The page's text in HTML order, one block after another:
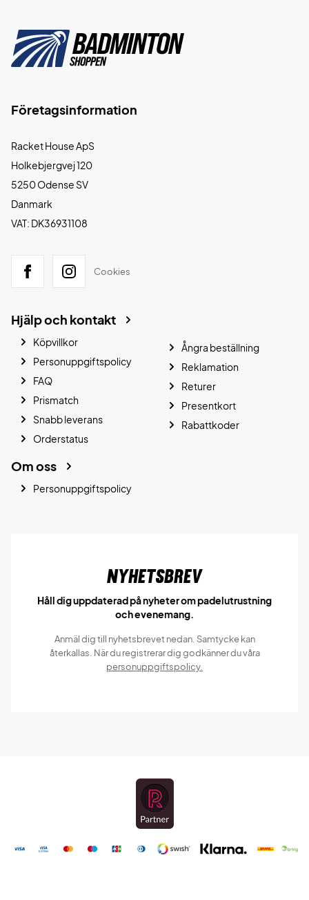
Företagsinformation
Racket House ApS
Holkebjergvej 120
5250 Odense SV
Danmark
VAT: DK36931108
Cookies
Hjälp och kontakt
Köpvillkor
Personuppgiftspolicy
FAQ
Prismatch
Snabb leverans
Orderstatus
Ångra beställning
Reklamation
Returer
Presentkort
Rabattkoder
Om oss
Personuppgiftspolicy
Nyhetsbrev
Håll dig uppdaterad på nyheter om padelutrustning
och evenemang.
Anmäl dig till nyhetsbrevet nedan. Samtycke kan
återkallas. När du registrerar dig godkänner du våra
personuppgiftspolicy.